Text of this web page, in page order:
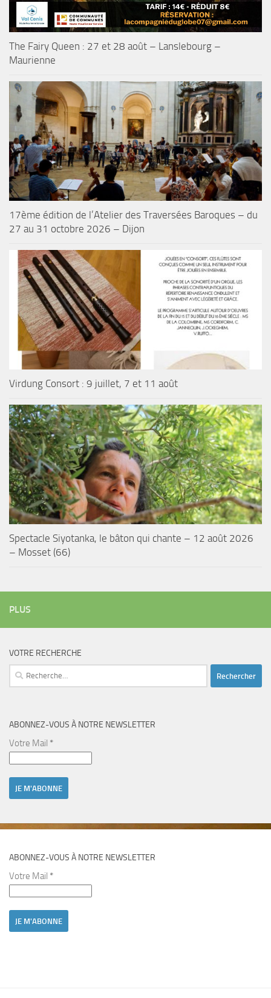
The Fairy Queen : 27 et 28 août – Lanslebourg –
Maurienne
17ème édition de l’Atelier des Traversées Baroques – du
27 au 31 octobre 2026 – Dijon
Virdung Consort : 9 juillet, 7 et 11 août
Spectacle Siyotanka, le bâton qui chante – 12 août 2026
– Mosset (66)
PLUS
VOTRE RECHERCHE
Rechercher :
ABONNEZ-VOUS À NOTRE NEWSLETTER
Votre Mail *
ABONNEZ-VOUS À NOTRE NEWSLETTER
Votre Mail *